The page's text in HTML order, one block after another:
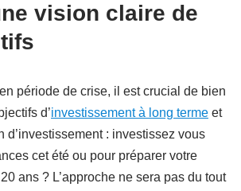
vision claire de
période de crise, il est crucial de bien
d’investissement à long terme et
d’investissement : investissez vous
cet été ou pour préparer votre
ans ? L’approche ne sera pas du tout